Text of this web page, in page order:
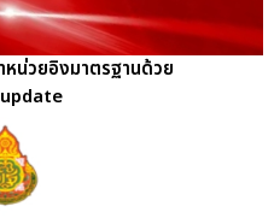
หน่วยอิงมาตรฐานด้วย
เทคนิคBackward Design ฉบับ update‏